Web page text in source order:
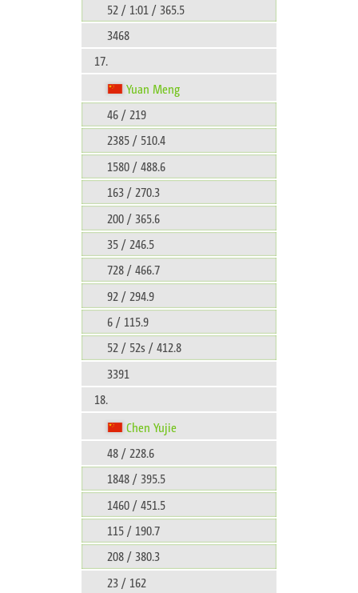
52 / 1:01 / 365.5
3468
17.
Yuan Meng
46 / 219
2385 / 510.4
1580 / 488.6
163 / 270.3
200 / 365.6
35 / 246.5
728 / 466.7
92 / 294.9
6 / 115.9
52 / 52s / 412.8
3391
18.
Chen Yujie
48 / 228.6
1848 / 395.5
1460 / 451.5
115 / 190.7
208 / 380.3
23 / 162